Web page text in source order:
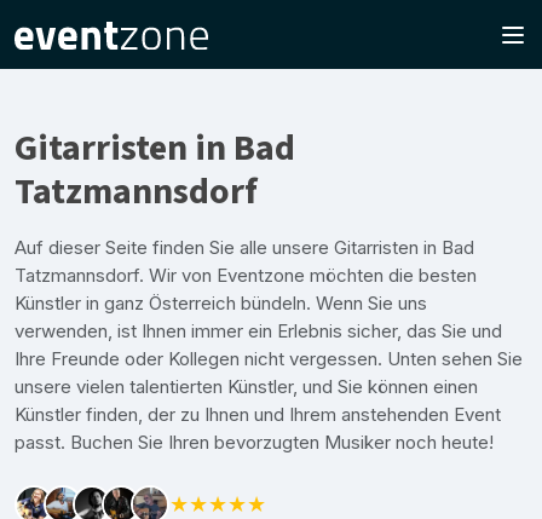
Gitarristen in Bad
Tatzmannsdorf
Auf dieser Seite finden Sie alle unsere Gitarristen in Bad
Tatzmannsdorf. Wir von Eventzone möchten die besten
Künstler in ganz Österreich bündeln. Wenn Sie uns
verwenden, ist Ihnen immer ein Erlebnis sicher, das Sie und
Ihre Freunde oder Kollegen nicht vergessen. Unten sehen Sie
unsere vielen talentierten Künstler, und Sie können einen
Künstler finden, der zu Ihnen und Ihrem anstehenden Event
passt. Buchen Sie Ihren bevorzugten Musiker noch heute!
★★★★★